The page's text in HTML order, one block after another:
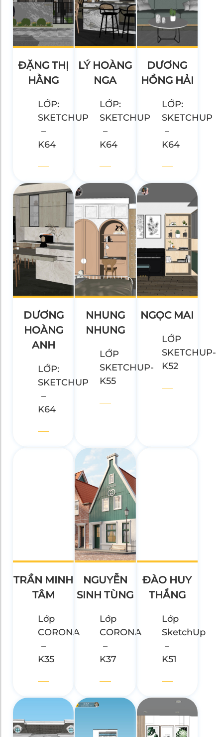
ĐẶNG THỊ
HẰNG
LỚP:
SKETCHUP
–
K64
LÝ HOÀNG
NGA
LỚP:
SKETCHUP
–
K64
DƯƠNG
HỒNG HẢI
LỚP:
SKETCHUP
–
K64
DƯƠNG
HOÀNG
ANH
LỚP:
SKETCHUP
–
K64
NHUNG
NHUNG
LỚP
SKETCHUP-
K55
NGỌC MAI
LỚP
SKETCHUP-
K52
TRẦN MINH
TÂM
Lớp
CORONA
–
K35
NGUYỄN
SINH TÙNG
Lớp
CORONA
–
K37
ĐÀO HUY
THẮNG
Lớp
SketchUp
–
K51